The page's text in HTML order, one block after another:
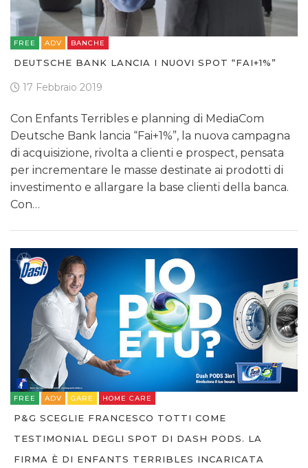
FREE ADV BANCHE
DEUTSCHE BANK LANCIA I NUOVI SPOT “FAI+1%”
17 Febbraio 2019
Con Enfants Terribles e planning di MediaCom
Deutsche Bank lancia “Fai+1%”, la nuova campagna
di acquisizione, rivolta a clienti e prospect, pensata
per incrementare le masse destinate ai prodotti di
investimento e allargare la base clienti della banca.
Con…
FREE ADV GARE HOME CARE
P&G SCEGLIE FRANCESCO TOTTI COME
TESTIMONIAL DEGLI SPOT DI DASH PODS. LA
FIRMA È DI ENFANTS TERRIBLES INCARICATA